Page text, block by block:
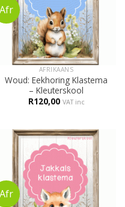
AFRIKAANS
Woud: Eekhoring Klastema
– Kleuterskool
R120,00 VAT inc